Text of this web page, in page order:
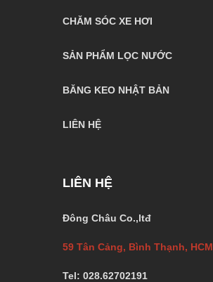
CHĂM SÓC XE HƠI
SẢN PHẨM LỌC NƯỚC
BĂNG KEO NHẬT BẢN
LIÊN HỆ
LIÊN HỆ
Đông Châu Co.,ltđ
59 Tân Cảng, Bình Thạnh, HCM
Tel: 028.62702191